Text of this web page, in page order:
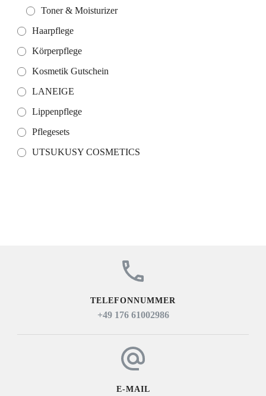
Toner & Moisturizer
Haarpflege
Körperpflege
Kosmetik Gutschein
LANEIGE
Lippenpflege
Pflegesets
UTSUKUSY COSMETICS
TELEFONNUMMER
+49 176 61002986
E-MAIL